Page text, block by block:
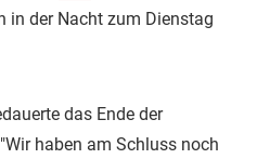
in der Nacht zum Dienstag
das Ende der
haben am Schluss noch